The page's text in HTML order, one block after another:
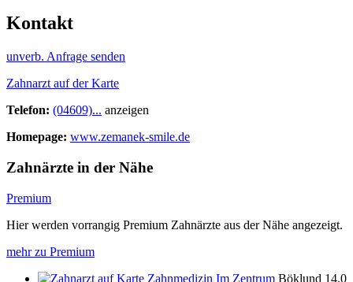
Kontakt
unverb. Anfrage senden
Zahnarzt auf der Karte
Telefon: (04609)... anzeigen
Homepage: www.zemanek-smile.de
Zahnärzte in der Nähe
Premium
Hier werden vorrangig Premium Zahnärzte aus der Nähe angezeigt.
mehr zu Premium
Zahnmedizin Im Zentrum Böklund 14.0